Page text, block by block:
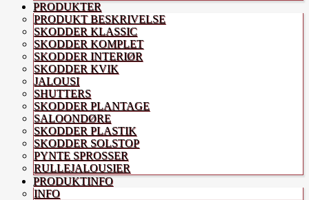
PRODUKTER
PRODUKT BESKRIVELSE
SKODDER KLASSIC
SKODDER KOMPLET
SKODDER INTERIØR
SKODDER KVIK
JALOUSI
SHUTTERS
SKODDER PLANTAGE
SALOONDØRE
SKODDER PLASTIK
SKODDER SOLSTOP
PYNTE SPROSSER
RULLEJALOUSIER
PRODUKTINFO
INFO